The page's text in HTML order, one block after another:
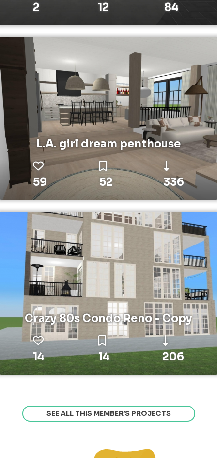
2 12 84
L.A. girl dream penthouse
59 52 336
Crazy 80s Condo Reno - Copy
14 14 206
SEE ALL THIS MEMBER’S PROJECTS